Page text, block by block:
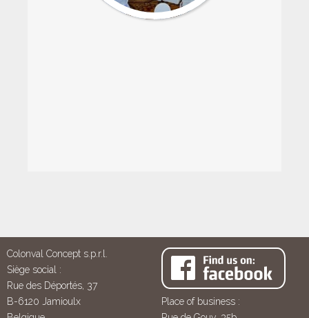
Colonval Concept s.p.r.l.
Siège social :
Rue des Déportés, 37
B-6120 Jamioulx
Place of business :